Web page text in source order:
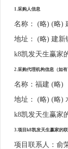
1.采购人信息
名称： (略) (略)
地址： (略) 建新
k8凯发天生赢家
2.采购代理机构信息（如有
名称：福建 (略)
地址： (略) (略)
k8凯发天生赢家
3.项目k8凯发天生赢家的
项目联系人：俞